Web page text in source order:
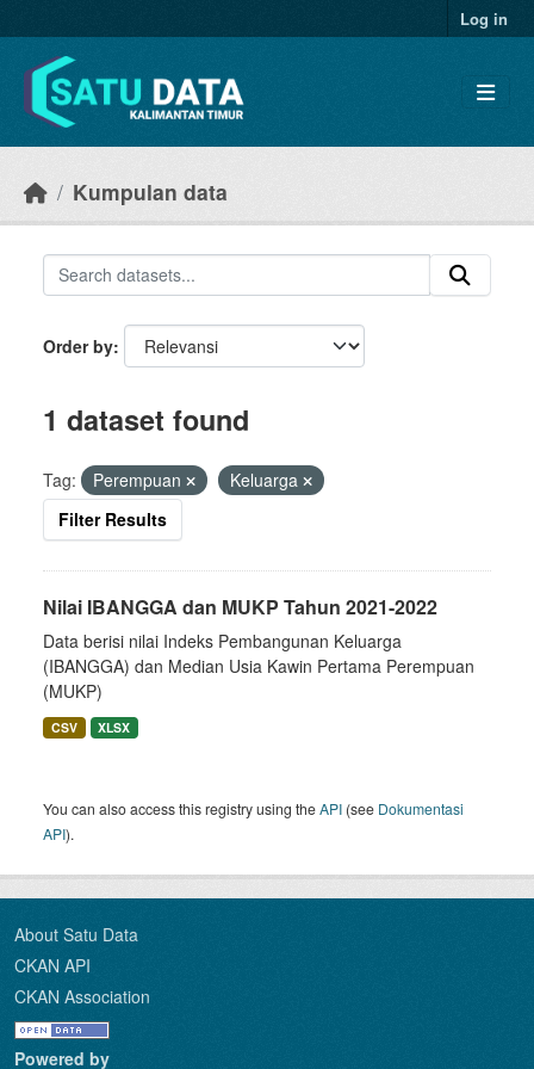
Log in
Kumpulan data
Order by
1 dataset found
Tag: Perempuan
Keluarga
Filter Results
Nilai IBANGGA dan MUKP Tahun 2021-2022
Data berisi nilai Indeks Pembangunan Keluarga
(IBANGGA) dan Median Usia Kawin Pertama Perempuan
(MUKP)
CSV XLSX
You can also access this registry using theAPI (see Dokumentasi
API).
About Satu Data
CKAN API
CKAN Association
Powered by